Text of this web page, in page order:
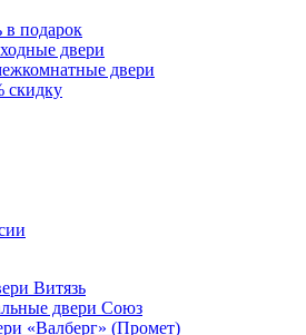
в подарок
двери
двери
скидку
Витязь
двери Союз
«Валберг» (Промет)